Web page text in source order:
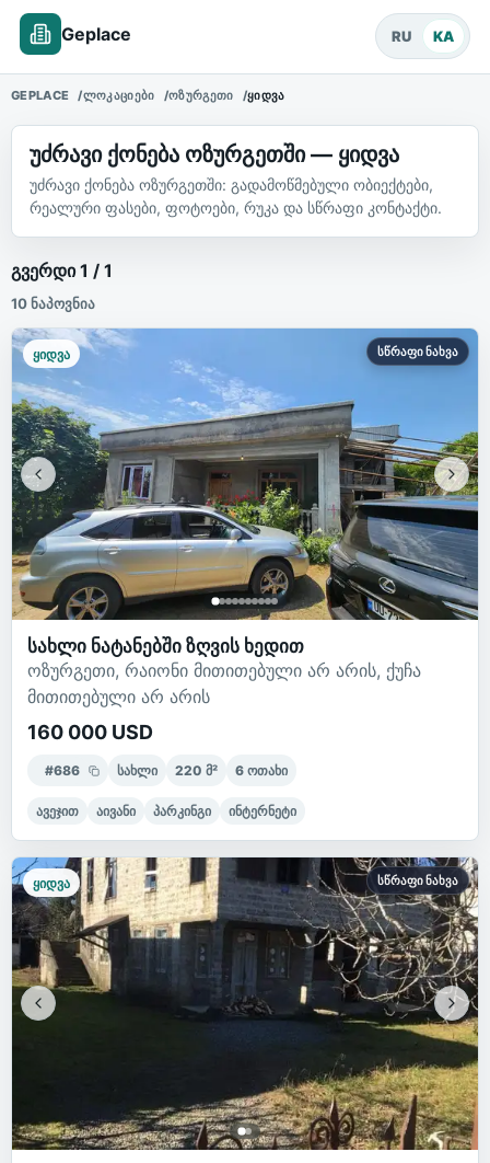
Geplace RU KA
GEPLACE ᲚᲝᲙᲐᲪᲘᲔᲑᲘ ᲝᲖᲣᲠᲒᲔᲗᲘ ᲧᲘᲓᲕᲐ
უძრავი ქონება ოზურგეთში — ყიდვა
უძრავი ქონება ოზურგეთში: გადამოწმებული ობიექტები,
რეალური ფასები, ფოტოები, რუკა და სწრაფი კონტაქტი.
უძრავი ქონების ობიექტები
გვერდი 1 / 1
10ნაპოვნია
ყიდვა სწრაფი ნახვა
სახლი ნატანებში ზღვის ხედით
ოზურგეთი, რაიონი მითითებული არ არის, ქუჩა
მითითებული არ არის
160 000 USD
#686 სახლი 220 მ² 6 ოთახი
ავეჯით აივანი პარკინგი ინტერნეტი
ყიდვა სწრაფი ნახვა